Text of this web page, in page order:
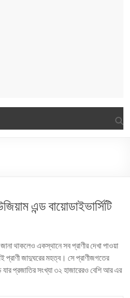
এন্ড বায়োডাইভার্সিটি
থাকলেও একস্থানে সব প্রাণীর দেখা পাওয়া
জাদুঘরের মহত্ব। সে প্রাণীজগতের
প্রজাতির সংখ্যা ৩২ হাজারেরও বেশি আর এর